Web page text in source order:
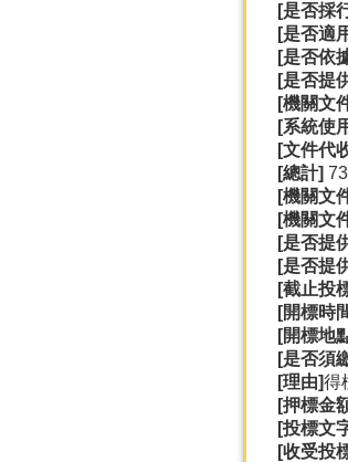
[是否採
[是否適
[是否依
[是否提
[機關文
[系統使
[文件代
[總計]
[機關文
[機關文
[是否提
[是否提
[截止投
[開標時
[開標地
[是否須
[理由]得
[押標金
[投標文
[收受投